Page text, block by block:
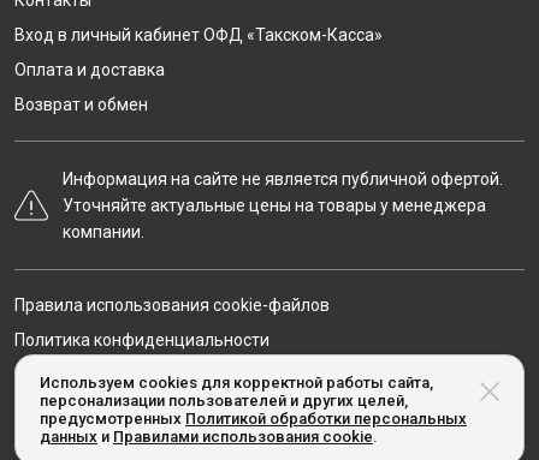
Используем cookies для корректной работы сайта,
персонализации пользователей и других целей,
предусмотренных Политикой обработки персональных
данных и Правилами использования cookie.
Вход в личный кабинет ОФД «Такском-Касса»
Оплата и доставка
Возврат и обмен
Информация на сайте не является публичной офертой.
Уточняйте актуальные цены на товары у менеджера
компании.
© Taxcom-kassa.ru, 2020-2026
Правила использования cookie-файлов
Политика конфиденциальности
Карта сайта